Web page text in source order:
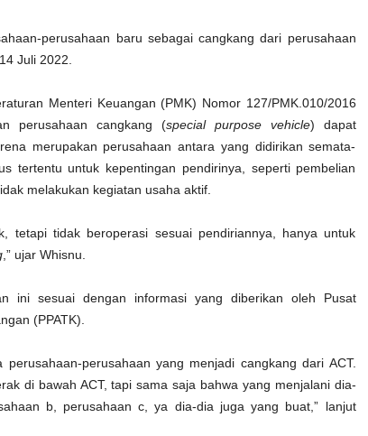
perusahaan baru sebagai cangkang dari perusahaan
Juli 2022.
Menteri Keuangan (PMK) Nomor 127/PMK.010/2016
perusahaan cangkang (special purpose vehicle) dapat
merupakan perusahaan antara yang didirikan semata-
tertentu untuk kepentingan pendirinya, seperti pembelian
melakukan kegiatan usaha aktif.
tetapi tidak beroperasi sesuai pendiriannya, hanya untuk
,” ujar Whisnu.
ini sesuai dengan informasi yang diberikan oleh Pusat
(PPATK).
perusahaan yang menjadi cangkang dari ACT.
di bawah ACT, tapi sama saja bahwa yang menjalani dia-
b, perusahaan c, ya dia-dia juga yang buat,” lanjut